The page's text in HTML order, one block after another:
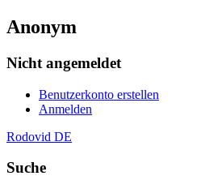
Anonym
Nicht angemeldet
Benutzerkonto erstellen
Anmelden
Rodovid DE
Suche